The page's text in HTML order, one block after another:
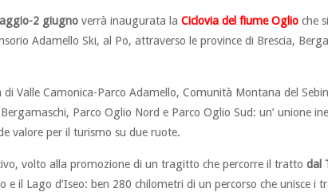
2 giugno verrà inaugurata la Ciclovia del fiume Oglio che
Adamello Ski, al Po, attraverso le province di Brescia,
Valle Camonica-Parco Adamello, Comunità Montana del
Parco Oglio Nord e Parco Oglio Sud: un’ unione
valore per il turismo su due ruote.
volto alla promozione di un tragitto che percorre il tratto dal
e il Lago d’Iseo: ben 280 chilometri di un percorso che unisce i